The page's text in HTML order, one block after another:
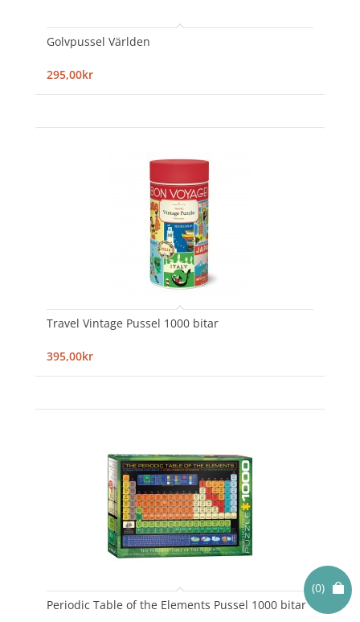
(0)
Golvpussel Världen
295,00kr
Travel Vintage Pussel 1000 bitar
395,00kr
Periodic Table of the Elements Pussel 1000 bitar